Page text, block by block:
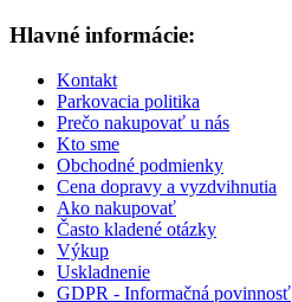
Hlavné informácie:
Kontakt
Parkovacia politika
Prečo nakupovať u nás
Kto sme
Obchodné podmienky
Cena dopravy a vyzdvihnutia
Ako nakupovať
Často kladené otázky
Výkup
Uskladnenie
GDPR - Informačná povinnosť